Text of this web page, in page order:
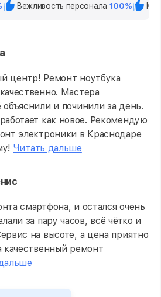
Вежливость персонала 100%
центр! Ремонт ноутбука
Мастера
и починили за день.
как новое. Рекомендую
электроники в Краснодаре
Читать дальше
смартфона, и остался очень
за пару часов, всё чётко и
на высоте, а цена приятно
качественный ремонт